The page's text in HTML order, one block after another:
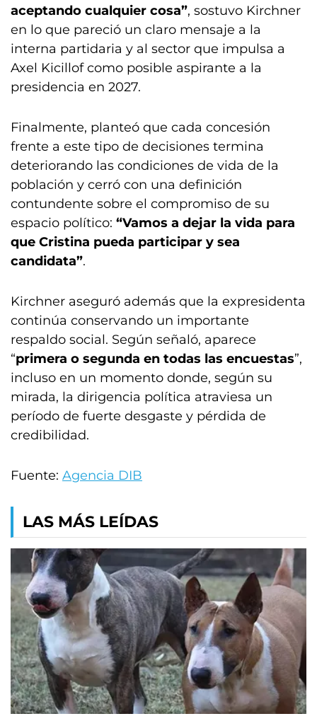
aceptando cualquier cosa”, sostuvo Kirchner
en lo que pareció un claro mensaje a la
interna partidaria y al sector que impulsa a
Axel Kicillof como posible aspirante a la
presidencia en 2027.
Finalmente, planteó que cada concesión
frente a este tipo de decisiones termina
deteriorando las condiciones de vida de la
población y cerró con una definición
contundente sobre el compromiso de su
espacio político: “Vamos a dejar la vida para
que Cristina pueda participar y sea
candidata”.
Kirchner aseguró además que la expresidenta
continúa conservando un importante
respaldo social. Según señaló, aparece
“primera o segunda en todas las encuestas”,
incluso en un momento donde, según su
mirada, la dirigencia política atraviesa un
período de fuerte desgaste y pérdida de
credibilidad.
Fuente: Agencia DIB
LAS MÁS LEÍDAS